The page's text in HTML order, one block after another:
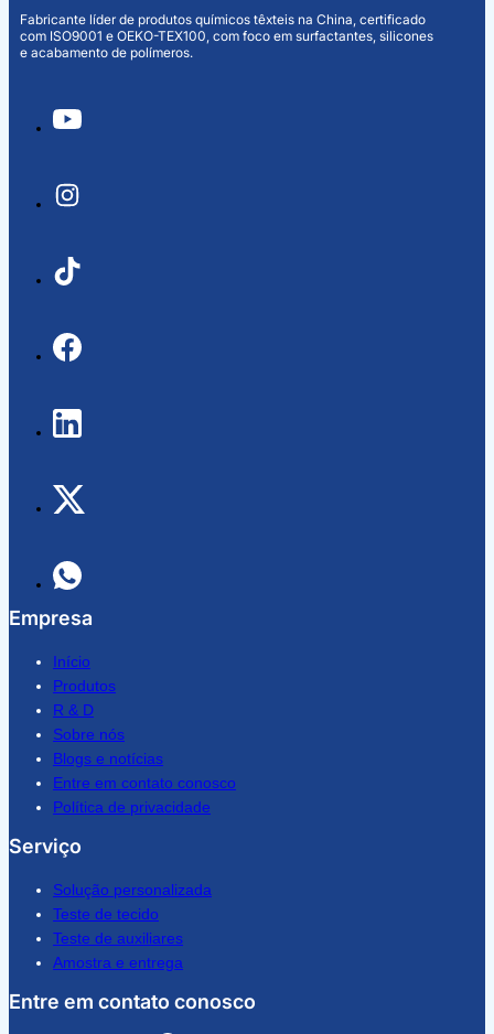
Fabricante líder de produtos químicos têxteis na China, certificado
com ISO9001 e OEKO-TEX100, com foco em surfactantes, silicones
e acabamento de polímeros.
Empresa
Início
Produtos
R & D
Sobre nós
Blogs e notícias
Entre em contato conosco
Política de privacidade
Serviço
Solução personalizada
Teste de tecido
Teste de auxiliares
Amostra e entrega
Entre em contato conosco